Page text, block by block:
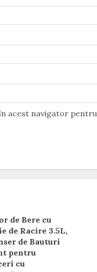
acest navigator
de Bere cu
de Racire 3.5L,
de Bauturi
pentru
cu